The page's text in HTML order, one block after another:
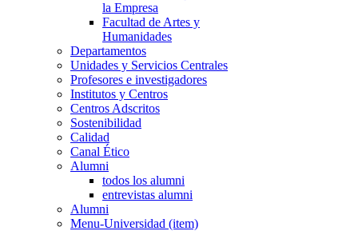
la Empresa
Facultad de Artes y
Humanidades
Departamentos
Unidades y Servicios Centrales
Profesores e investigadores
Institutos y Centros
Centros Adscritos
Sostenibilidad
Calidad
Canal Ético
Alumni
todos los alumni
entrevistas alumni
Alumni
Menu-Universidad (item)